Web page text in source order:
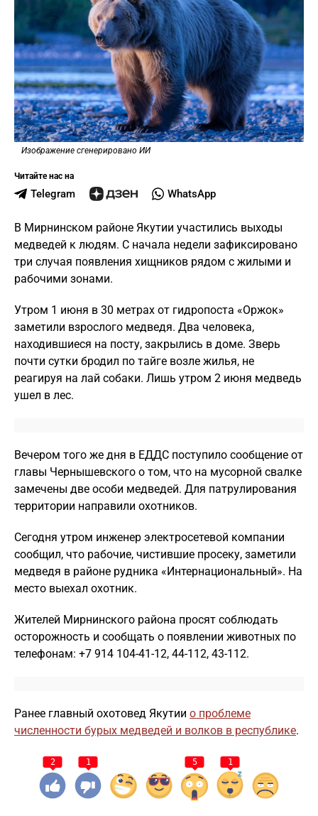
Изображение сгенерировано ИИ
Читайте нас на
Telegram WhatsApp
В Мирнинском районе Якутии участились выходы
медведей к людям. С начала недели зафиксировано
три случая появления хищников рядом с жилыми и
рабочими зонами.
Утром 1 июня в 30 метрах от гидропоста «Оржок»
заметили взрослого медведя. Два человека,
находившиеся на посту, закрылись в доме. Зверь
почти сутки бродил по тайге возле жилья, не
реагируя на лай собаки. Лишь утром 2 июня медведь
ушел в лес.
Вечером того же дня в ЕДДС поступило сообщение от
главы Чернышевского о том, что на мусорной свалке
замечены две особи медведей. Для патрулирования
территории направили охотников.
Сегодня утром инженер электросетевой компании
сообщил, что рабочие, чистившие просеку, заметили
медведя в районе рудника «Интернациональный». На
место выехал охотник.
Жителей Мирнинского района просят соблюдать
осторожность и сообщать о появлении животных по
телефонам: +7 914 104-41-12, 44-112, 43-112.
Ранее главный охотовед Якутии о проблеме
численности бурых медведей и волков в республике.
2 1 5 1